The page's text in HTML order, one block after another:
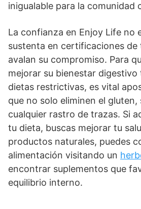
inigualable para la comunidad
La confianza en Enjoy Life no
sustenta en certificaciones de
avalan su compromiso. Para
mejorar su bienestar digestivo
dietas restrictivas, es vital
que no solo eliminen el gluten,
cualquier rastro de trazas. Si
tu dieta, buscas mejorar tu
productos naturales, puedes
alimentación visitando un
encontrar suplementos que
equilibrio interno.